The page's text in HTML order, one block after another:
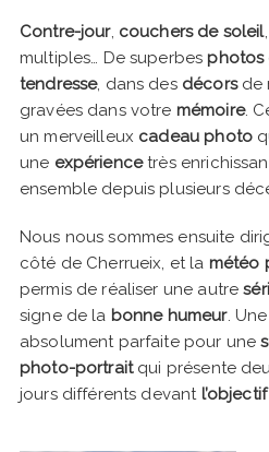
Contre-jour, couchers de soleil
multiples… De superbes photos
tendresse, dans des décors de
gravées dans votre mémoire.
un merveilleux cadeau photo
une expériencetrès
ensemble depuis plusieurs
Nous nous sommes ensuite
côté de Cherrueix, et la météo
permis de réaliser une autre
signe de la bonne humeur. Une
absolument parfaite pour une
photo-portraitqui présente
jours différents devant l’objectif